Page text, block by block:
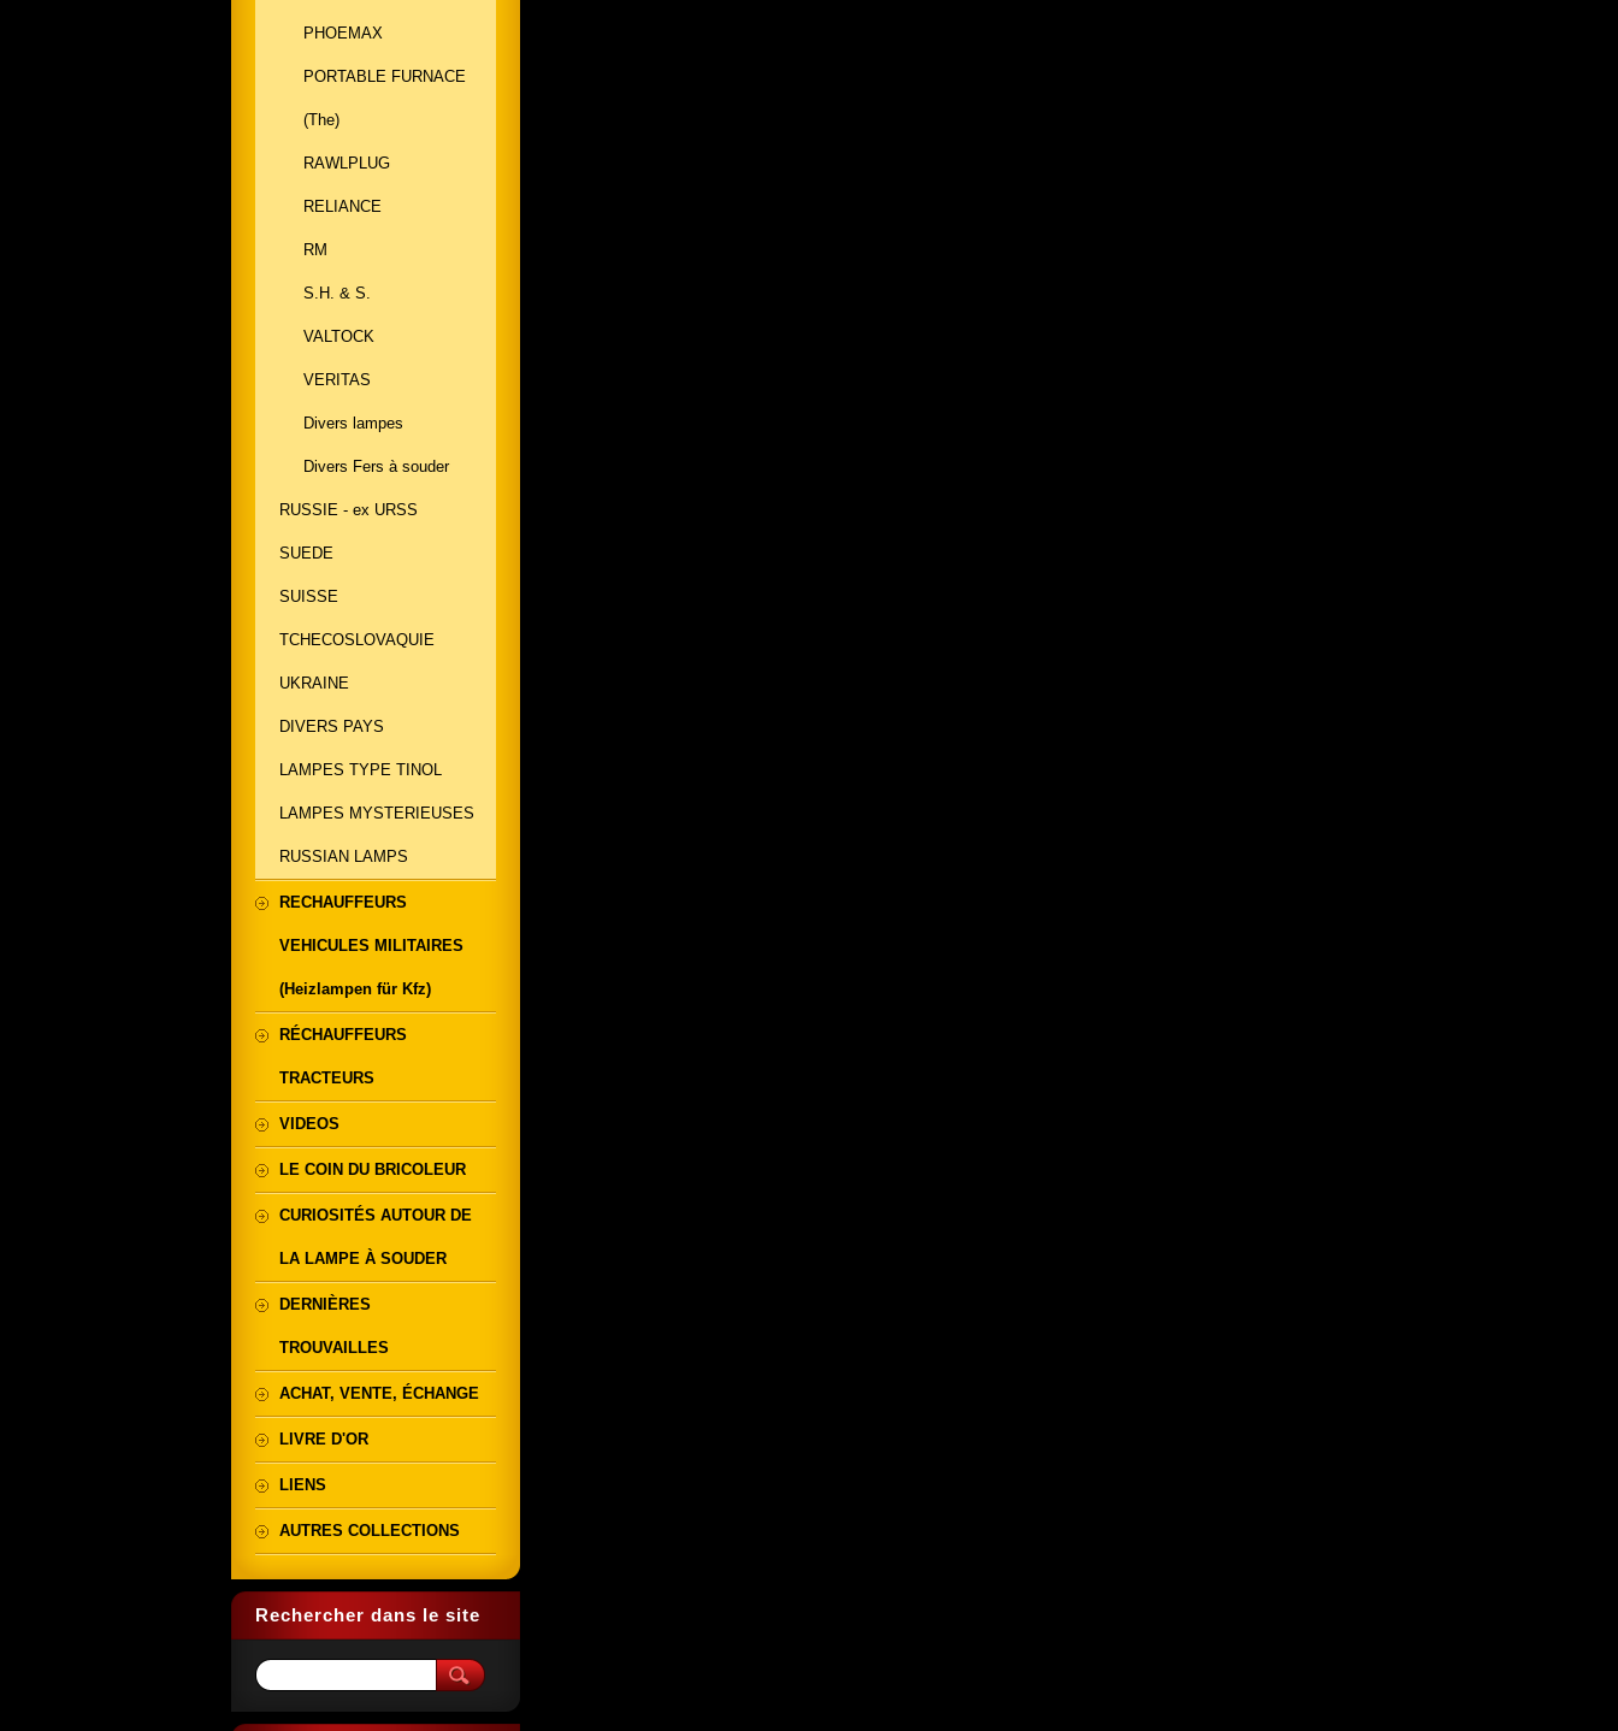
PHOEMAX
PORTABLE FURNACE
(The)
RAWLPLUG
RELIANCE
RM
S.H. & S.
VALTOCK
VERITAS
Divers lampes
Divers Fers à souder
RUSSIE - ex URSS
SUEDE
SUISSE
TCHECOSLOVAQUIE
UKRAINE
DIVERS PAYS
LAMPES TYPE TINOL
LAMPES MYSTERIEUSES
RUSSIAN LAMPS
RECHAUFFEURS
VEHICULES MILITAIRES
(Heizlampen für Kfz)
RÉCHAUFFEURS
TRACTEURS
VIDEOS
LE COIN DU BRICOLEUR
CURIOSITÉS AUTOUR DE
LA LAMPE À SOUDER
DERNIÈRES
TROUVAILLES
ACHAT, VENTE, ÉCHANGE
LIVRE D'OR
LIENS
AUTRES COLLECTIONS
Rechercher dans le site